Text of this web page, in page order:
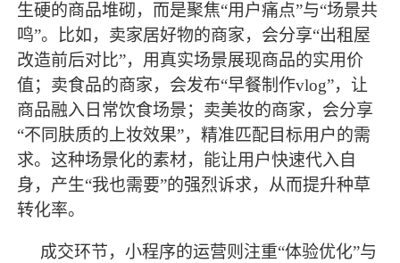
生硬的商品堆砌，而是聚焦“用户痛点”与“场景共
鸣”。比如，卖家居好物的商家，会分享“出租屋
改造前后对比”，用真实场景展现商品的实用价
值；卖食品的商家，会发布“早餐制作vlog”，让
商品融入日常饮食场景；卖美妆的商家，会分享
“不同肤质的上妆效果”，精准匹配目标用户的需
求。这种场景化的素材，能让用户快速代入自
身，产生“我也需要”的强烈诉求，从而提升种草
转化率。
成交环节，小程序的运营则注重“体验优化”与